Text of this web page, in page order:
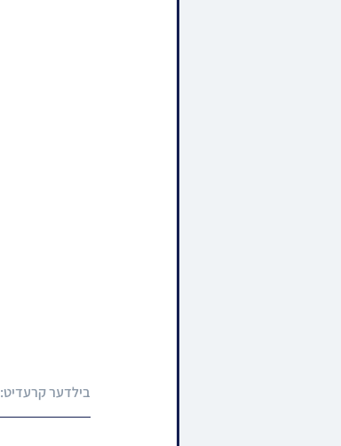
בילדער קרעדיט: JDN